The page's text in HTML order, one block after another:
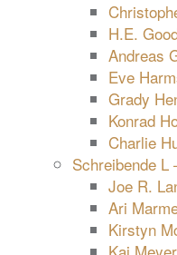
H.E.
Andreas
Eve
Grady
Konrad
Charlie
Schreibende L
Joe R.
Ari
Kirstyn